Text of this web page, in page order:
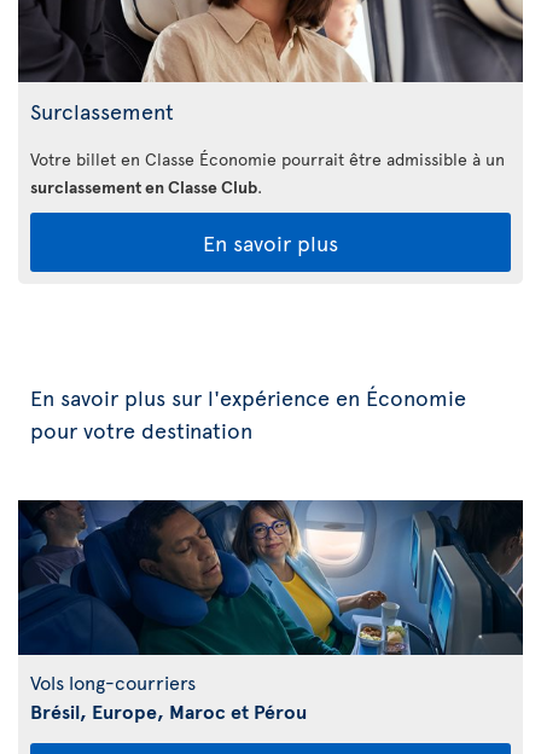
Surclassement
Votre billet en Classe Économie pourrait être admissible à un
surclassement en Classe Club.
En savoir plus
En savoir plus sur l'expérience en Économie
pour votre destination
Vols long-courriers
Brésil, Europe, Maroc et Pérou